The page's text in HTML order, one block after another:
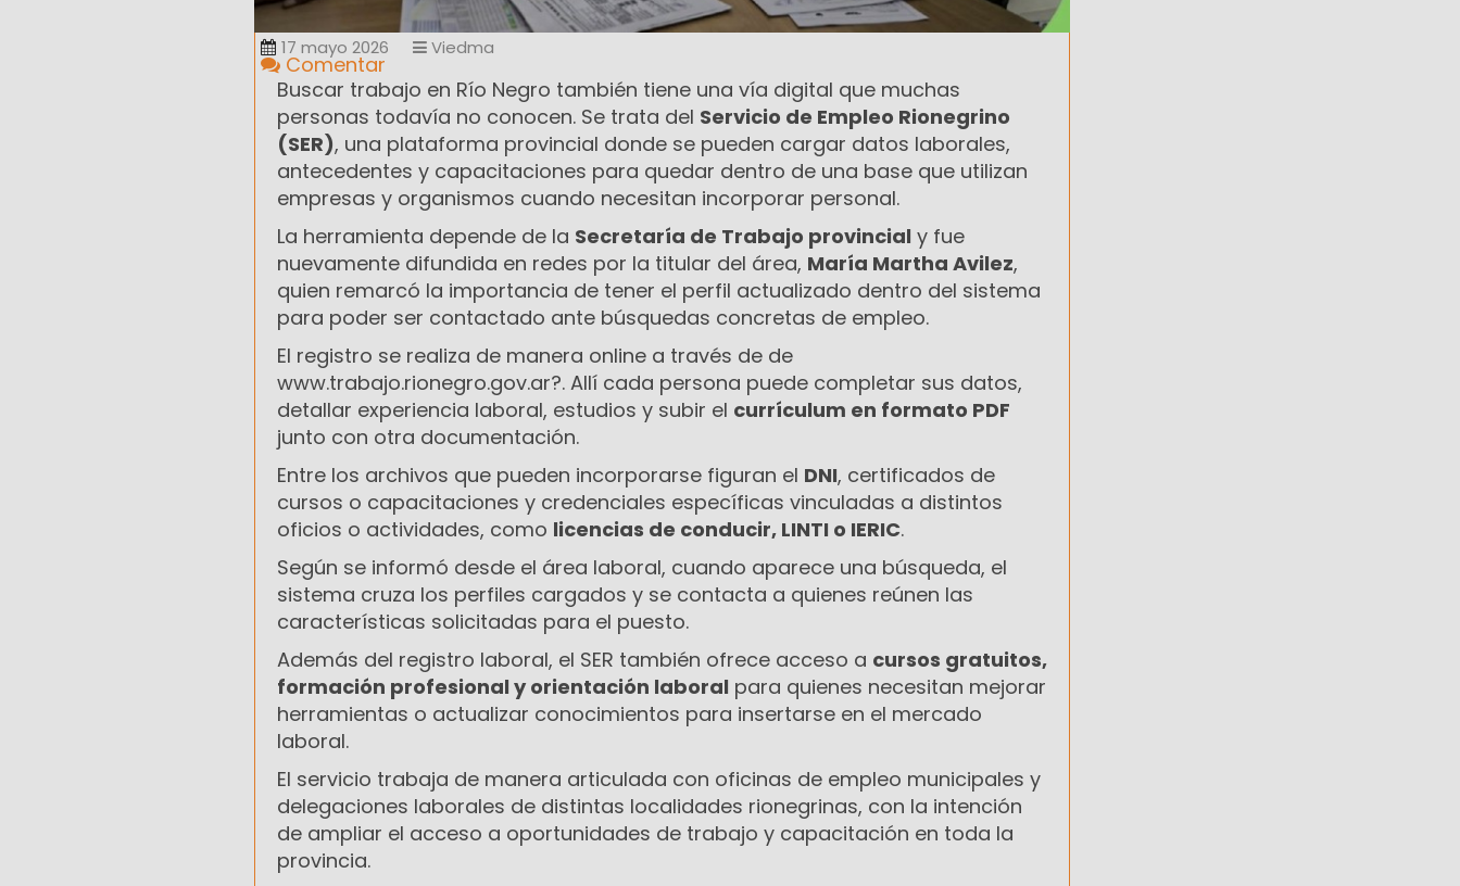
17 mayo 2026 Viedma
Comentar
Buscar trabajo en Río Negro también tiene una vía digital que muchas
personas todavía no conocen. Se trata del Servicio de Empleo Rionegrino
(SER), una plataforma provincial donde se pueden cargar datos laborales,
antecedentes y capacitaciones para quedar dentro de una base que utilizan
empresas y organismos cuando necesitan incorporar personal.
La herramienta depende de la Secretaría de Trabajo provincial y fue
nuevamente difundida en redes por la titular del área, María Martha Avilez,
quien remarcó la importancia de tener el perfil actualizado dentro del sistema
para poder ser contactado ante búsquedas concretas de empleo.
El registro se realiza de manera online a través de de
www.trabajo.rionegro.gov.ar?. Allí cada persona puede completar sus datos,
detallar experiencia laboral, estudios y subir el currículum en formato PDF
junto con otra documentación.
Entre los archivos que pueden incorporarse figuran el DNI, certificados de
cursos o capacitaciones y credenciales específicas vinculadas a distintos
oficios o actividades, como licencias de conducir, LINTI o IERIC.
Según se informó desde el área laboral, cuando aparece una búsqueda, el
sistema cruza los perfiles cargados y se contacta a quienes reúnen las
características solicitadas para el puesto.
Además del registro laboral, el SER también ofrece acceso a cursos gratuitos,
formación profesional y orientación laboral para quienes necesitan mejorar
herramientas o actualizar conocimientos para insertarse en el mercado
laboral.
El servicio trabaja de manera articulada con oficinas de empleo municipales y
delegaciones laborales de distintas localidades rionegrinas, con la intención
de ampliar el acceso a oportunidades de trabajo y capacitación en toda la
provincia.